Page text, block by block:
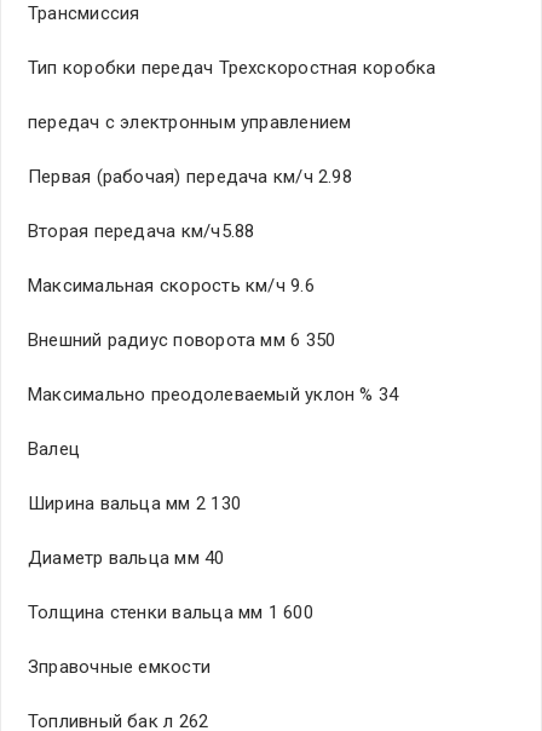
Трансмиссия
Тип коробки передач Трехскоростная коробка
передач с электронным управлением
Первая (рабочая) передача км/ч 2.98
Вторая передача км/ч5.88
Максимальная скорость км/ч 9.6
Внешний радиус поворота мм 6 350
Максимально преодолеваемый уклон % 34
Валец
Ширина вальца мм 2 130
Диаметр вальца мм 40
Толщина стенки вальца мм 1 600
Зправочные емкости
Топливный бак л 262